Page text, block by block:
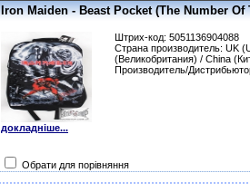
Iron Maiden - Beast Pocket (The Number
докладніше...
Штрих-код: 5051136904088
Страна производитель: UK
(Великобритания) / China
Производитель/
Обрати для порівняння